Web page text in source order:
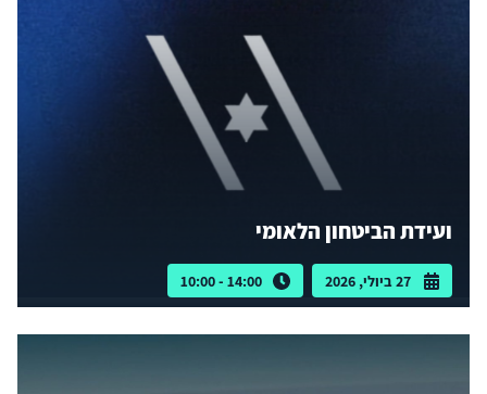
ועידת הביטחון הלאומי
27 ביולי, 2026 14:00 - 10:00